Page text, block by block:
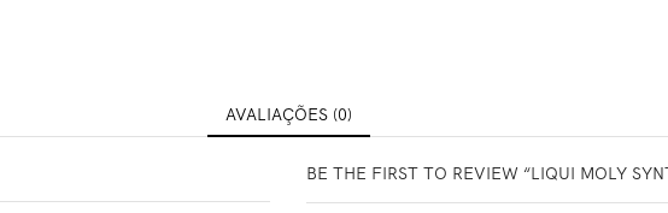
AVALIAÇÕES (0)
BE THE FIRST TO REVIEW “LIQUI MOLY